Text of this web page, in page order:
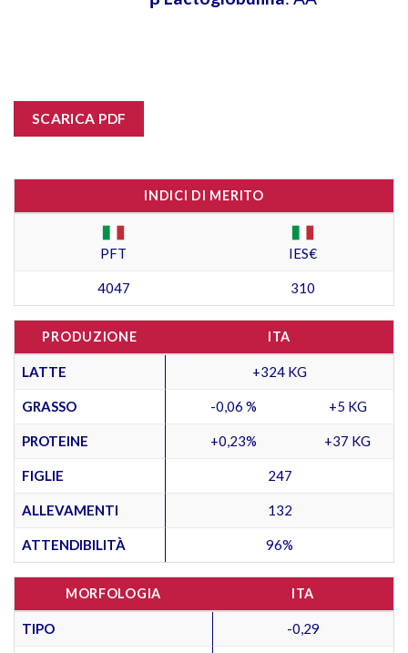
SCARICA PDF
INDICI DI MERITO
PFT IES€
4047 310
PRODUZIONE ITA
LATTE +324 KG
GRASSO -0,06 % +5 KG
PROTEINE +0,23% +37 KG
FIGLIE 247
ALLEVAMENTI 132
ATTENDIBILITÀ 96%
MORFOLOGIA ITA
TIPO -0,29